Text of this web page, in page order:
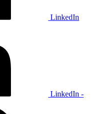
LinkedIn
LinkedIn -